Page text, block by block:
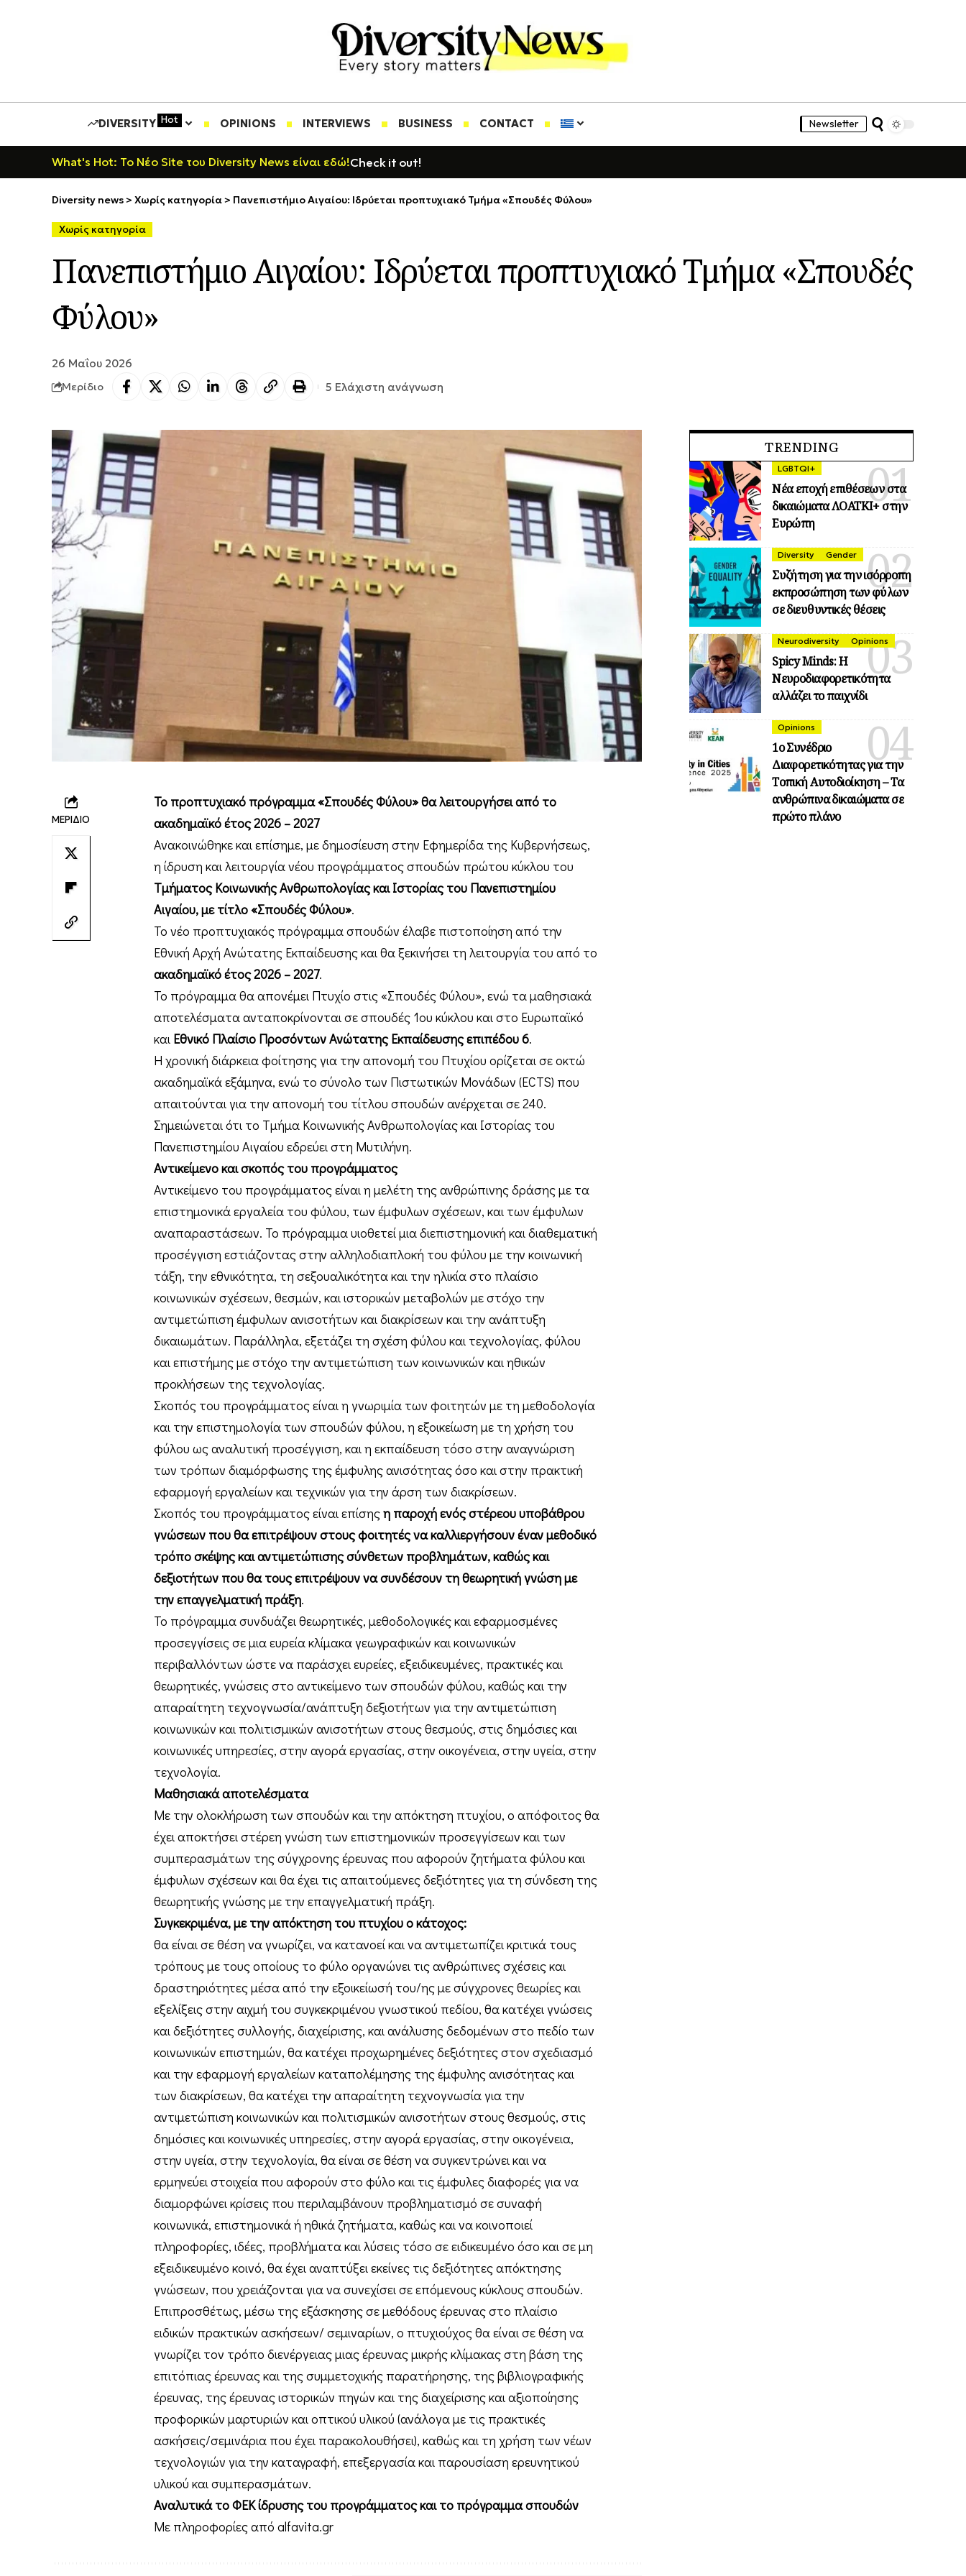
DIVERSITY Hot OPINIONS INTERVIEWS BUSINESS CONTACT Newsletter
What's Hot: Το Νέο Site του Diversity News είναι εδώ!Check it out!
Diversity news> Χωρίς κατηγορία> Πανεπιστήμιο Αιγαίου: Ιδρύεται προπτυχιακό Τμήμα «Σπουδές Φύλου»
Χωρίς κατηγορία
Πανεπιστήμιο Αιγαίου: Ιδρύεται προπτυχιακό Τμήμα «Σπουδές
Φύλου»
26 Μαΐου 2026
Μερίδιο 5 Ελάχιστη ανάγνωση
ΜΕΡΙΔΙΟ
Το προπτυχιακό πρόγραμμα «Σπουδές Φύλου» θα λειτουργήσει από το
ακαδημαϊκό έτος 2026 – 2027
Ανακοινώθηκε και επίσημε, με δημοσίευση στην Εφημερίδα της Κυβερνήσεως,
η ίδρυση και λειτουργία νέου προγράμματος σπουδών πρώτου κύκλου του
Τμήματος Κοινωνικής Ανθρωπολογίας και Ιστορίας του Πανεπιστημίου
Αιγαίου, με τίτλο «Σπουδές Φύλου».
Το νέο προπτυχιακός πρόγραμμα σπουδών έλαβε πιστοποίηση από την
Εθνική Αρχή Ανώτατης Εκπαίδευσης και θα ξεκινήσει τη λειτουργία του από το
ακαδημαϊκό έτος 2026 – 2027.
Το πρόγραμμα θα απονέμει Πτυχίο στις «Σπουδές Φύλου», ενώ τα μαθησιακά
αποτελέσματα ανταποκρίνονται σε σπουδές 1ου κύκλου και στο Ευρωπαϊκό
και Εθνικό Πλαίσιο Προσόντων Ανώτατης Εκπαίδευσης επιπέδου 6.
Η χρονική διάρκεια φοίτησης για την απονομή του Πτυχίου ορίζεται σε οκτώ
ακαδημαϊκά εξάμηνα, ενώ το σύνολο των Πιστωτικών Μονάδων (ECTS) που
απαιτούνται για την απονομή του τίτλου σπουδών ανέρχεται σε 240.
Σημειώνεται ότι το Τμήμα Κοινωνικής Ανθρωπολογίας και Ιστορίας του
Πανεπιστημίου Αιγαίου εδρεύει στη Μυτιλήνη.
Αντικείμενο και σκοπός του προγράμματος
Αντικείμενο του προγράμματος είναι η μελέτη της ανθρώπινης δράσης με τα
επιστημονικά εργαλεία του φύλου, των έμφυλων σχέσεων, και των έμφυλων
αναπαραστάσεων. Το πρόγραμμα υιοθετεί μια διεπιστημονική και διαθεματική
προσέγγιση εστιάζοντας στην αλληλοδιαπλοκή του φύλου με την κοινωνική
τάξη, την εθνικότητα, τη σεξουαλικότητα και την ηλικία στο πλαίσιο
κοινωνικών σχέσεων, θεσμών, και ιστορικών μεταβολών με στόχο την
αντιμετώπιση έμφυλων ανισοτήτων και διακρίσεων και την ανάπτυξη
δικαιωμάτων. Παράλληλα, εξετάζει τη σχέση φύλου και τεχνολογίας, φύλου
και επιστήμης με στόχο την αντιμετώπιση των κοινωνικών και ηθικών
προκλήσεων της τεχνολογίας.
Σκοπός του προγράμματος είναι η γνωριμία των φοιτητών με τη μεθοδολογία
και την επιστημολογία των σπουδών φύλου, η εξοικείωση με τη χρήση του
φύλου ως αναλυτική προσέγγιση, και η εκπαίδευση τόσο στην αναγνώριση
των τρόπων διαμόρφωσης της έμφυλης ανισότητας όσο και στην πρακτική
εφαρμογή εργαλείων και τεχνικών για την άρση των διακρίσεων.
Σκοπός του προγράμματος είναι επίσηςη παροχή ενός στέρεου υποβάθρου
γνώσεων που θα επιτρέψουν στους φοιτητές να καλλιεργήσουν έναν μεθοδικό
τρόπο σκέψης και αντιμετώπισης σύνθετων προβλημάτων, καθώς και
δεξιοτήτων που θα τους επιτρέψουν να συνδέσουν τη θεωρητική γνώση με
την επαγγελματική πράξη.
Το πρόγραμμα συνδυάζει θεωρητικές, μεθοδολογικές και εφαρμοσμένες
προσεγγίσεις σε μια ευρεία κλίμακα γεωγραφικών και κοινωνικών
περιβαλλόντων ώστε να παράσχει ευρείες, εξειδικευμένες, πρακτικές και
θεωρητικές, γνώσεις στο αντικείμενο των σπουδών φύλου, καθώς και την
απαραίτητη τεχνογνωσία/ανάπτυξη δεξιοτήτων για την αντιμετώπιση
κοινωνικών και πολιτισμικών ανισοτήτων στους θεσμούς, στις δημόσιες και
κοινωνικές υπηρεσίες, στην αγορά εργασίας, στην οικογένεια, στην υγεία, στην
τεχνολογία.
Μαθησιακά αποτελέσματα
Με την ολοκλήρωση των σπουδών και την απόκτηση πτυχίου, ο απόφοιτος θα
έχει αποκτήσει στέρεη γνώση των επιστημονικών προσεγγίσεων και των
συμπερασμάτων της σύγχρονης έρευνας που αφορούν ζητήματα φύλου και
έμφυλων σχέσεων και θα έχει τις απαιτούμενες δεξιότητες για τη σύνδεση της
θεωρητικής γνώσης με την επαγγελματική πράξη.
Συγκεκριμένα, με την απόκτηση του πτυχίου ο κάτοχος:
θα είναι σε θέση να γνωρίζει, να κατανοεί και να αντιμετωπίζει κριτικά τους
τρόπους με τους οποίους το φύλο οργανώνει τις ανθρώπινες σχέσεις και
δραστηριότητες μέσα από την εξοικείωσή του/ης με σύγχρονες θεωρίες και
εξελίξεις στην αιχμή του συγκεκριμένου γνωστικού πεδίου, θα κατέχει γνώσεις
και δεξιότητες συλλογής, διαχείρισης, και ανάλυσης δεδομένων στο πεδίο των
κοινωνικών επιστημών, θα κατέχει προχωρημένες δεξιότητες στον σχεδιασμό
και την εφαρμογή εργαλείων καταπολέμησης της έμφυλης ανισότητας και
των διακρίσεων, θα κατέχει την απαραίτητη τεχνογνωσία για την
αντιμετώπιση κοινωνικών και πολιτισμικών ανισοτήτων στους θεσμούς, στις
δημόσιες και κοινωνικές υπηρεσίες, στην αγορά εργασίας, στην οικογένεια,
στην υγεία, στην τεχνολογία, θα είναι σε θέση να συγκεντρώνει και να
ερμηνεύει στοιχεία που αφορούν στο φύλο και τις έμφυλες διαφορές για να
διαμορφώνει κρίσεις που περιλαμβάνουν προβληματισμό σε συναφή
κοινωνικά, επιστημονικά ή ηθικά ζητήματα, καθώς και να κοινοποιεί
πληροφορίες, ιδέες, προβλήματα και λύσεις τόσο σε ειδικευμένο όσο και σε μη
εξειδικευμένο κοινό, θα έχει αναπτύξει εκείνες τις δεξιότητες απόκτησης
γνώσεων, που χρειάζονται για να συνεχίσει σε επόμενους κύκλους σπουδών.
Επιπροσθέτως, μέσω της εξάσκησης σε μεθόδους έρευνας στο πλαίσιο
ειδικών πρακτικών ασκήσεων/ σεμιναρίων, ο πτυχιούχος θα είναι σε θέση να
γνωρίζει τον τρόπο διενέργειας μιας έρευνας μικρής κλίμακας στη βάση της
επιτόπιας έρευνας και της συμμετοχικής παρατήρησης, της βιβλιογραφικής
έρευνας, της έρευνας ιστορικών πηγών και της διαχείρισης και αξιοποίησης
προφορικών μαρτυριών και οπτικού υλικού (ανάλογα με τις πρακτικές
ασκήσεις/σεμινάρια που έχει παρακολουθήσει), καθώς και τη χρήση των νέων
τεχνολογιών για την καταγραφή, επεξεργασία και παρουσίαση ερευνητικού
υλικού και συμπερασμάτων.
Αναλυτικά το ΦΕΚ ίδρυσης του προγράμματος και το πρόγραμμα σπουδών
Με πληροφορίες από alfavita.gr
TRENDING
LGBTQI+
Νέα εποχή επιθέσεων στα
δικαιώματα ΛΟΑΤΚΙ+ στην
Ευρώπη
Diversity Gender
Συζήτηση για την ισόρροπη
εκπροσώπηση των φύλων
σε διευθυντικές θέσεις
Neurodiversity Opinions
Spicy Minds: Η
Νευροδιαφορετικότητα
αλλάζει το παιχνίδι
Opinions
1ο Συνέδριο
Διαφορετικότητας για την
Τοπική Αυτοδιοίκηση – Τα
ανθρώπινα δικαιώματα σε
πρώτο πλάνο